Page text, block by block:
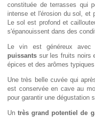
constituée de terrasses qui
intense et l'érosion du sol, et
Le sol est profond et
s'épanouissent dans des
Le vin est généreux avec
puissants sur les fruits noirs
épices et des arômes typiques
Une très belle cuvée qui
est conservée en cave au
pour garantir une dégustation
Untrès grand potentiel de